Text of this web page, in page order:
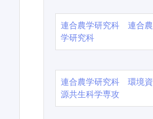
連合農学研究科 連合農
学研究科
連合農学研究科 環境資
源共生科学専攻